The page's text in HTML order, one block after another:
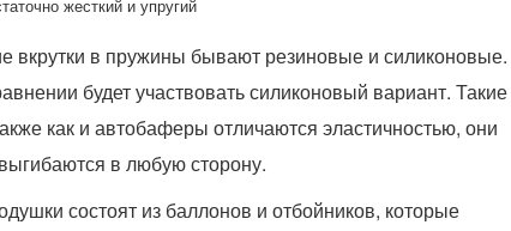
жесткий и упругий
вкрутки в пружины бывают резиновые и
будет участвовать силиконовый вариант. Такие
как и автобаферы отличаются эластичностью, они
в любую сторону.
состоят из баллонов и отбойников, которые